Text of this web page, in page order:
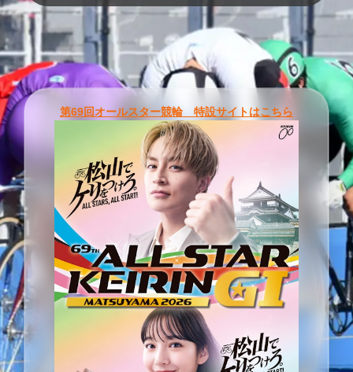
第69回オールスター競輪 特設サイトはこちら